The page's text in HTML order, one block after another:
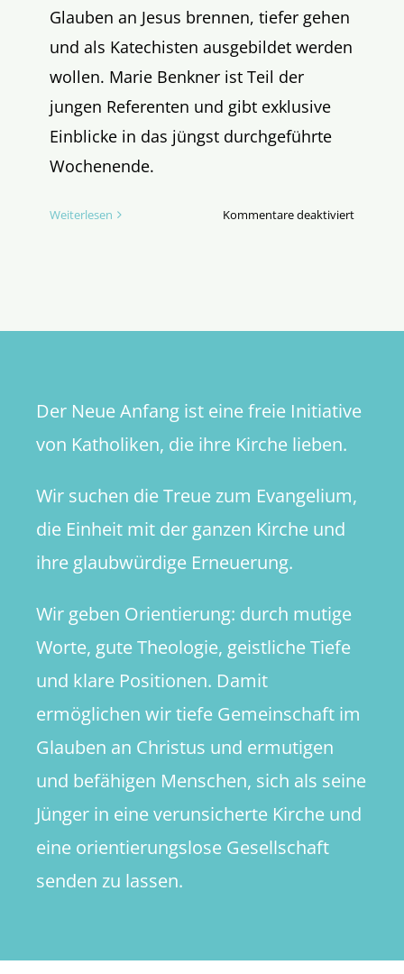
Glauben an Jesus brennen, tiefer gehen
und als Katechisten ausgebildet werden
wollen. Marie Benkner ist Teil der
jungen Referenten und gibt exklusive
Einblicke in das jüngst durchgeführte
Wochenende.
Weiterlesen Kommentare deaktiviertfür
Der Neue Anfang ist eine freie Initiative
von Katholiken, die ihre Kirche lieben.
Wir suchen die Treue zum Evangelium,
die Einheit mit der ganzen Kirche und
ihre glaubwürdige Erneuerung.
Wir geben Orientierung: durch mutige
Worte, gute Theologie, geistliche Tiefe
und klare Positionen. Damit
ermöglichen wir tiefe Gemeinschaft im
Glauben an Christus und ermutigen
und befähigen Menschen, sich als seine
Jünger in eine verunsicherte Kirche und
eine orientierungslose Gesellschaft
senden zu lassen.